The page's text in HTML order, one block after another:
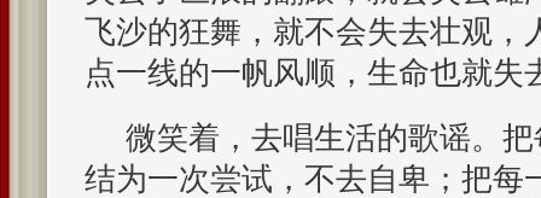
飞沙的狂舞，就不会失去壮观，
点一线的一帆风顺，生命也就失
微笑着，去唱生活的歌谣。
结为一次尝试，不去自卑；把每